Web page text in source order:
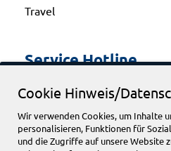
Travel
Service Hotline
Telefonische Unterstützung
+49 2662 948540
Cookie Hinweis/
Wir verwenden Cookies, um Inhalte
personalisieren, Funktionen für
und die Zugriffe auf unsere Website